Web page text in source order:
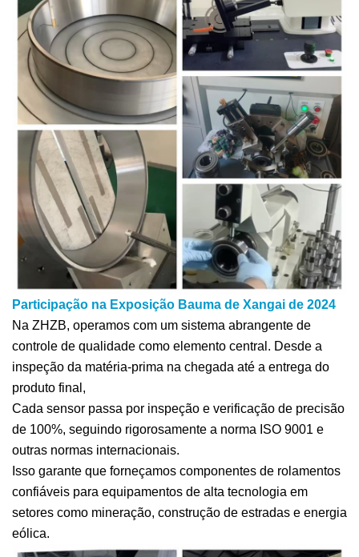
Participação na Exposição Bauma de Xangai de 2024
Na ZHZB, operamos com um sistema abrangente de
controle de qualidade como elemento central. Desde a
inspeção da matéria-prima na chegada até a entrega do
produto final,
Cada sensor passa por inspeção e verificação de precisão
de 100%, seguindo rigorosamente a norma ISO 9001 e
outras normas internacionais.
Isso garante que forneçamos componentes de rolamentos
confiáveis para equipamentos de alta tecnologia em
setores como mineração, construção de estradas e energia
eólica.